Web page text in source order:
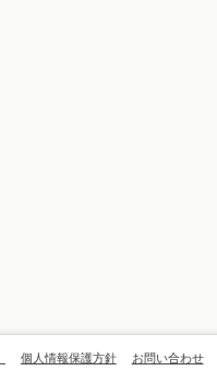
個人情報保護方針 お問い合わせ